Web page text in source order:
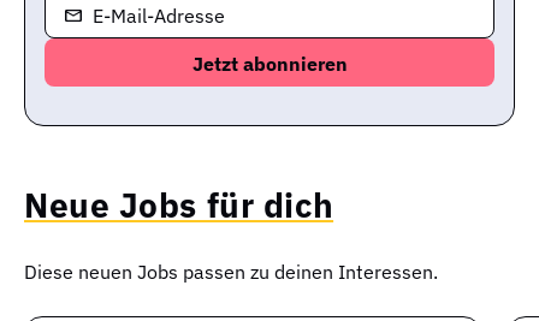
E-Mail-Adresse
Neue Jobs für dich
Diese neuen Jobs passen zu deinen Interessen.